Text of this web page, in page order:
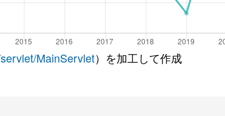
MainServlet）を加工して作成